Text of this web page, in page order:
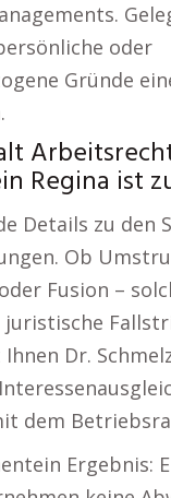
oder
Gründe
Regina ist
Details zu den
Ob
Fusion –
juristische
Dr.
dem
Ergebnis: